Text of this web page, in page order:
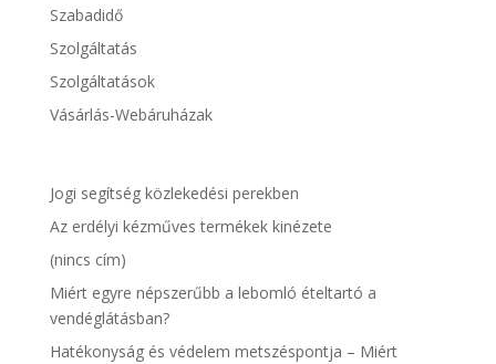
Szabadidő
Szolgáltatás
Szolgáltatások
Vásárlás-Webáruházak
Jogi segítség közlekedési perekben
Az erdélyi kézműves termékek kinézete
(nincs cím)
Miért egyre népszerűbb a lebomló ételtartó a
vendéglátásban?
Hatékonyság és védelem metszéspontja – Miért